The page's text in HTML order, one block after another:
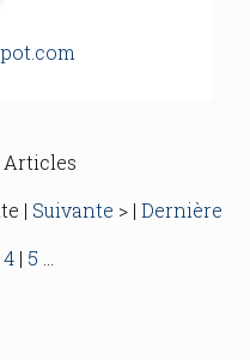
Articles
| Suivante > | Dernière
4 | 5 ...